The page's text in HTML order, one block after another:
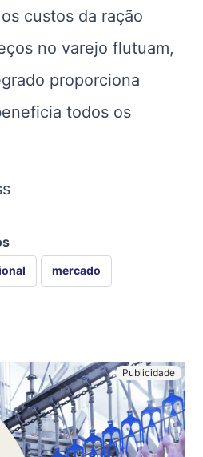
custos da ração
no varejo flutuam,
proporciona
todos os
mercado